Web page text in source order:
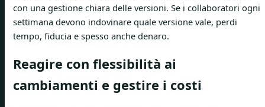
con una gestione chiara delle versioni. Se i collaboratori ogni
settimana devono indovinare quale versione vale, perdi
tempo, fiducia e spesso anche denaro.
Reagire con flessibilità ai
cambiamenti e gestire i costi